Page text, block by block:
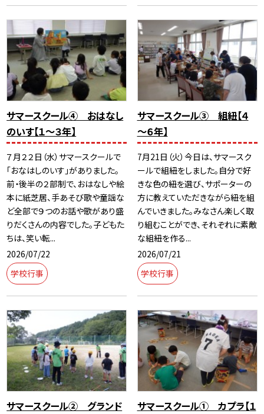
サマースクール④ おはなし
のいす【１～３年】
７月２２日（水）サマースクールで
「おなはしのいす」がありました。
前・後半の２部制で、おはなしや絵
本に紙芝居、手あそび歌や童謡な
ど全部で９つのお話や歌があり盛
りだくさんの内容でした。子どもた
ちは、笑い転...
2026/07/22
学校行事
サマースクール③ 組紐【４
～６年】
7月21日（火）今日は、サマースク
ールで組紐をしました。自分で好
きな色の紐を選び、サポーターの
方に教えていただきながら紐を組
んでいきました。みなさん楽しく取
り組むことができ、それぞれに素敵
な組紐を作る...
2026/07/21
学校行事
サマースクール② グランド
サマースクール① カプラ【１